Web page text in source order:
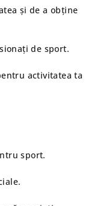
și de a obține
de sport.
activitatea ta
sport.